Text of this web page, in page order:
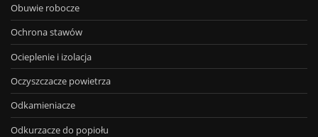
Obuwie robocze
Ochrona stawów
Ocieplenie i izolacja
Oczyszczacze powietrza
Odkamieniacze
Odkurzacze do popiołu